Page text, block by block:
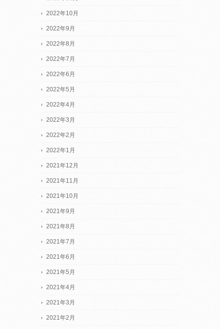
2022年10月
2022年9月
2022年8月
2022年7月
2022年6月
2022年5月
2022年4月
2022年3月
2022年2月
2022年1月
2021年12月
2021年11月
2021年10月
2021年9月
2021年8月
2021年7月
2021年6月
2021年5月
2021年4月
2021年3月
2021年2月